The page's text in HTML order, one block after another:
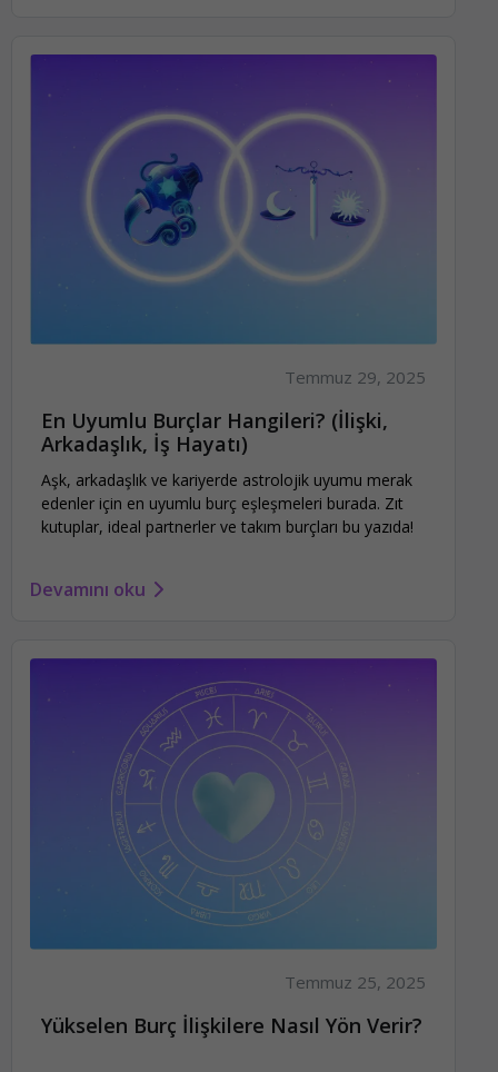
Temmuz 29, 2025
En Uyumlu Burçlar Hangileri? (İlişki,
Arkadaşlık, İş Hayatı)
Aşk, arkadaşlık ve kariyerde astrolojik uyumu merak
edenler için en uyumlu burç eşleşmeleri burada. Zıt
kutuplar, ideal partnerler ve takım burçları bu yazıda!
Devamını oku
Temmuz 25, 2025
Yükselen Burç İlişkilere Nasıl Yön Verir?